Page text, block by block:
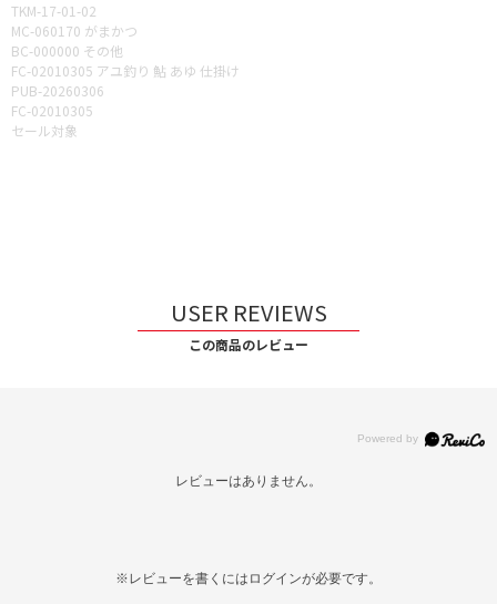
TKM-17-01-02
MC-060170 がまかつ
BC-000000 その他
FC-02010305 アユ釣り 鮎 あゆ 仕掛け
PUB-20260306
FC-02010305
セール対象
USER REVIEWS
この商品のレビュー
レビューはありません。
※レビューを書くには ログインが必要です。